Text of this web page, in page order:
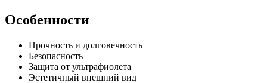
Особенности
Прочность и долговечность
Безопасность
Защита от ультрафиолета
Эстетичный внешний вид